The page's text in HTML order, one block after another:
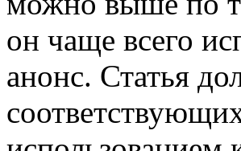
он чаще всего
анонс. Статья